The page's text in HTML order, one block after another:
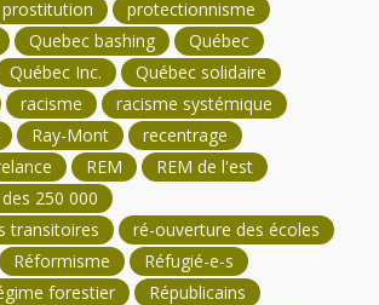
prostitution
protectionnisme
Quebec bashing
Québec
Québec Inc.
Québec solidaire
racisme
racisme systémique
Ray-Mont
recentrage
REM
REM de l'est
250 000
transitoires
ré-ouverture des écoles
Réformisme
Réfugié-e-s
forestier
Républicains